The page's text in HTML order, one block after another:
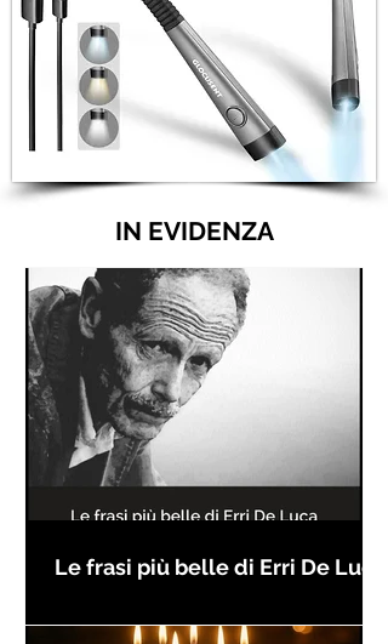
IN EVIDENZA
Le frasi più belle di Erri De Luca